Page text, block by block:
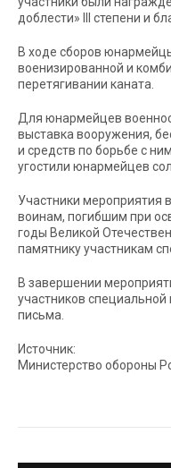
доблести» III степени и
В ходе сборов
военизированной и
перетягивании каната.
Для юнармейцев
выставка вооружения,
и средств по борьбе с
угостили юнармейцев
Участники мероприятия
воинам, погибшим при
годы Великой
памятнику участникам
В завершении
участников
письма.
Источник:
Министерство обороны